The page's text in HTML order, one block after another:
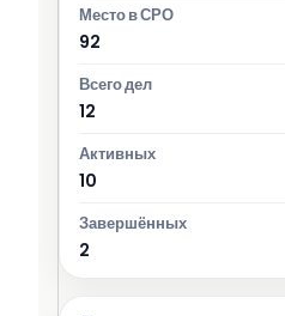
92
12
10
2